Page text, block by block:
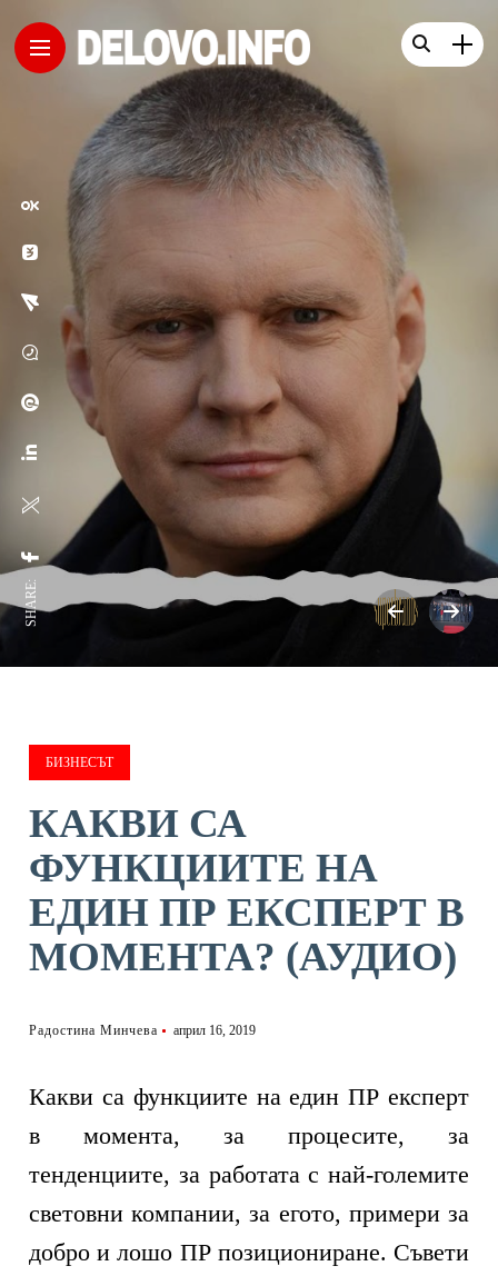
SHARE:
БИЗНЕСЪТ
КАКВИ СА
ФУНКЦИИТЕ НА
ЕДИН ПР ЕКСПЕРТ В
МОМЕНТА? (АУДИО)
Радостина Минчева април 16, 2019
Какви са функциите на един ПР експерт
в момента, за процесите, за
тенденциите, за работата с най-големите
световни компании, за егото, примери за
добро и лошо ПР позициониране. Съвети